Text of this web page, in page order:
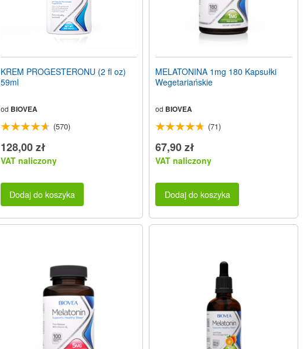
KREM PROGESTERONU (2 fl oz)
59ml
od BIOVEA
(570)
128,00 zł
VAT naliczony
Dodaj do koszyka
MELATONINA 1mg 180 Kapsułki
Wegetariańskie
od BIOVEA
(71)
67,90 zł
VAT naliczony
Dodaj do koszyka